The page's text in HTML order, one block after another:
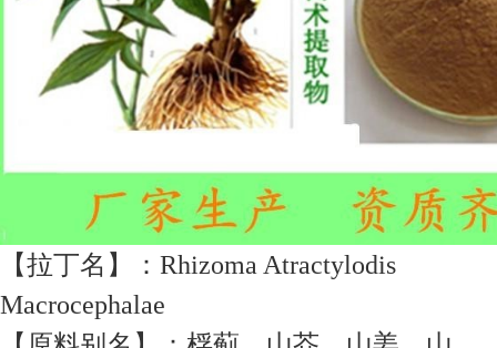
【拉丁名】：Rhizoma Atractylodis
Macrocephalae